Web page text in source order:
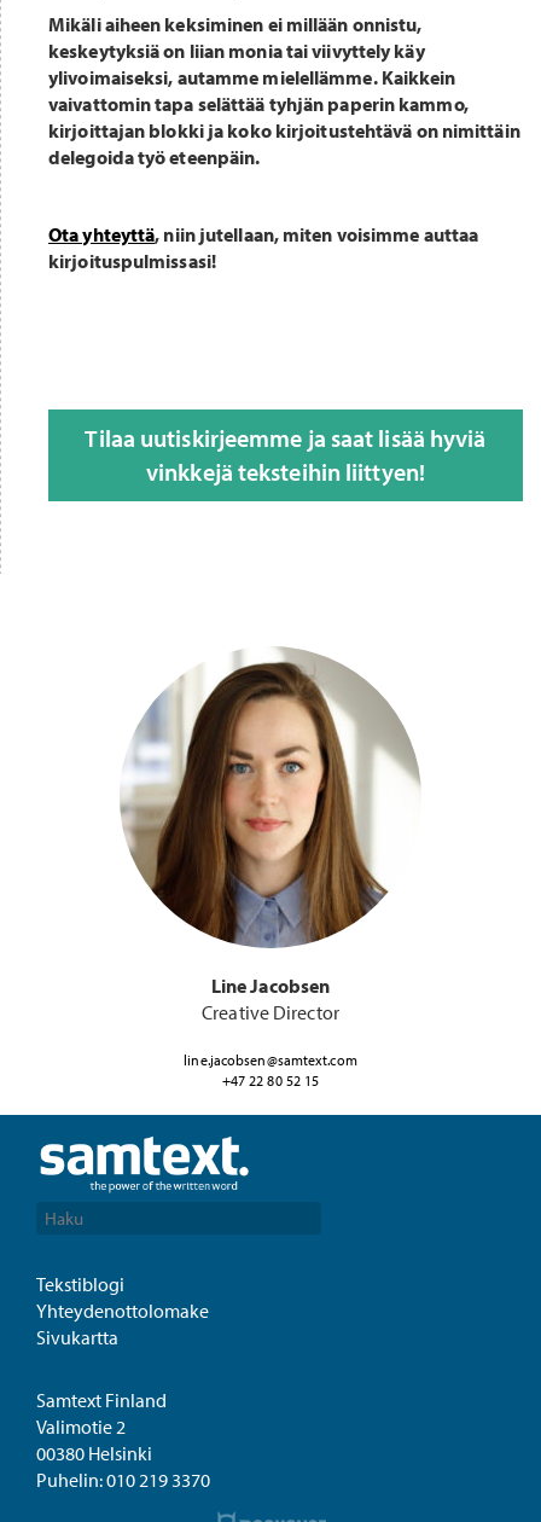
Mikäli aiheen keksiminen ei millään onnistu,
keskeytyksiä on liian monia tai viivyttely käy
ylivoimaiseksi, autamme mielellämme. Kaikkein
vaivattomin tapa selättää tyhjän paperin kammo,
kirjoittajan blokki ja koko kirjoitustehtävä on nimittäin
delegoida työ eteenpäin.
Ota yhteyttä, niin jutellaan, miten voisimme auttaa
kirjoituspulmissasi!
Tilaa uutiskirjeemme ja saat lisää hyviä
vinkkejä teksteihin liittyen!
Line Jacobsen
Creative Director
line.jacobsen@samtext.com
+47 22 80 52 15
Tekstiblogi
Yhteydenottolomake
Sivukartta
Samtext Finland
Valimotie 2
00380 Helsinki
Puhelin:010 219 3370